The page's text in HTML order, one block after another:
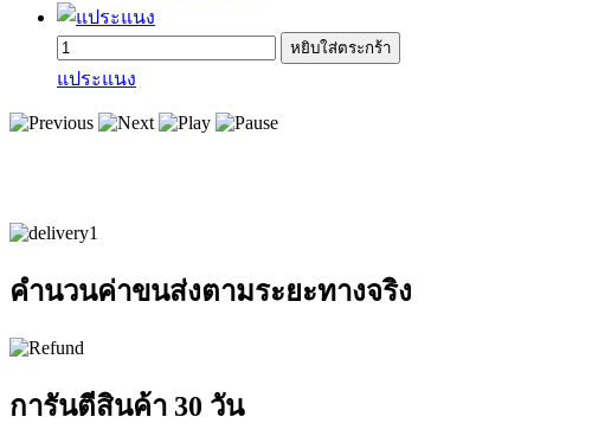
แประแนง
คำนวนค่าขนส่งตามระยะทางจริง
การันตีสินค้า 30 วัน